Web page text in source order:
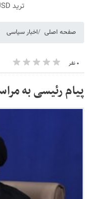
ترید EURUSD با اسپرد از صفر پیپ
صفحه اصلی اخبار سیاسی
۰ نفر
پیام رئیسی به